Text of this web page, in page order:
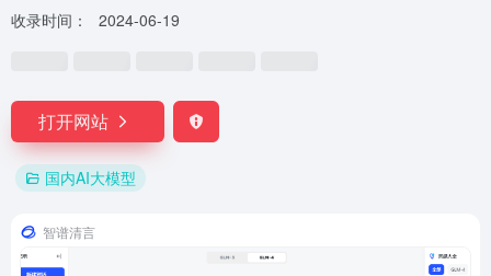
收录时间：
2024-06-19
打开网站
国内AI大模型
智谱清言